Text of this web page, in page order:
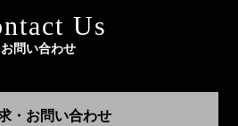
Us
お問い合わせ
・お問い合わせ